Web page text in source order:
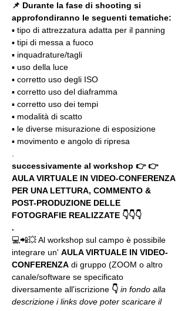
📌 Durante la fase di shooting si
approfondiranno le seguenti tematiche:
▪️ tipo di attrezzatura adatta per il panning
▪️ tipi di messa a fuoco
▪️ inquadrature/tagli
▪️ uso della luce
▪️ corretto uso degli ISO
▪️ corretto uso del diaframma
▪️ corretto uso dei tempi
▪️ modalità di scatto
▪️ le diverse misurazione di esposizione
▪️ movimento e angolo di ripresa
successivamente al workshop 👉 👉
AULA VIRTUALE IN VIDEO-CONFERENZA
PER UNA LETTURA, COMMENTO &
POST-PRODUZIONE DELLE
FOTOGRAFIE REALIZZATE 👇👇👇
.
💻📲💥 Al workshop sul campo è possibile
integrare un' AULA VIRTUALE IN VIDEO-
CONFERENZA di gruppo (ZOOM o altro
canale/software se specificato
diversamente all'iscrizione 👇 in fondo alla
descrizione i links dove poter scaricare il